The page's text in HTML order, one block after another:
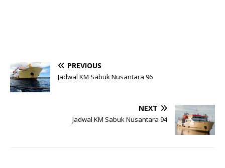
PREVIOUS
Jadwal KM Sabuk Nusantara 96
NEXT
Jadwal KM Sabuk Nusantara 94